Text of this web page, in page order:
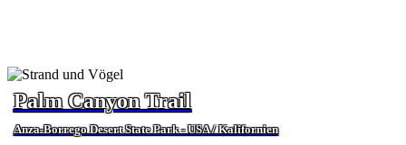
Palm Canyon Trail
Anza-Borrego Desert State Park - USA / Kalifornien